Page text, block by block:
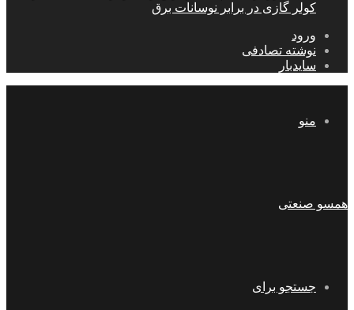
کولر گازی در برابر نوسانات برق
ورود
نوشته تصادفی
سایدبار
منو
همسو صنعتی
جستجو برای